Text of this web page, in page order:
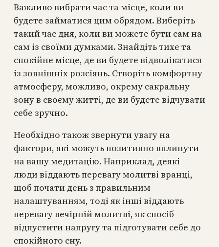
Важливо вибрати час та місце, коли ви
будете займатися цим обрядом. Виберіть
такий час дня, коли ви можете бути сам на
сам із своїми думками. Знайдіть тихе та
спокійне місце, де ви будете відволікатися
із зовнішніх розсіянь. Створіть комфортну
атмосферу, можливо, окрему сакральну
зону в своєму житті, де ви будете відчувати
себе зручно.
Необхідно також звернути увагу на
фактори, які можуть позитивно вплинути
на вашу медитацію. Наприклад, деякі
люди віддають перевагу молитві вранці,
щоб почати день з правильним
налаштуванням, тоді як інші віддають
перевагу вечірній молитві, як спосіб
відпустити напругу та підготувати себе до
спокійного сну.